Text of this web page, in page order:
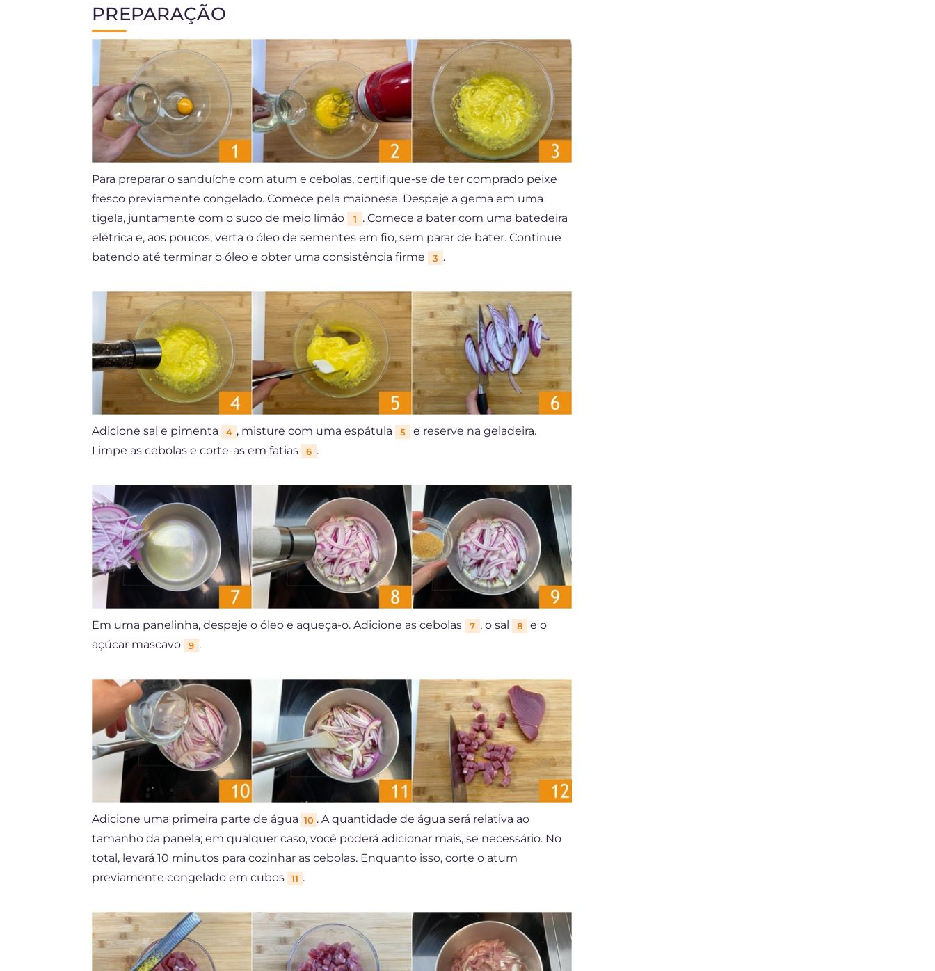
PREPARAÇÃO
Para preparar o sanduíche com atum e cebolas, certifique-se de ter comprado peixe
fresco previamente congelado. Comece pela maionese. Despeje a gema em uma
tigela, juntamente com o suco de meio limão
1
. Comece a bater com uma batedeira
elétrica e, aos poucos, verta o óleo de sementes em fio, sem parar de bater. Continue
batendo até terminar o óleo e obter uma consistência firme
3 .
Adicione sal e pimenta 4 , misture com uma espátula 5
e reserve na geladeira.
Limpe as cebolas e corte-as em fatias
6 .
Em uma panelinha, despeje o óleo e aqueça-o. Adicione as cebolas 7 , o sal 8
e o
açúcar mascavo
9 .
Adicione uma primeira parte de água 10 . A quantidade de água será relativa ao
tamanho da panela; em qualquer caso, você poderá adicionar mais, se necessário. No
total, levará 10 minutos para cozinhar as cebolas. Enquanto isso, corte o atum
previamente congelado em cubos
11 .